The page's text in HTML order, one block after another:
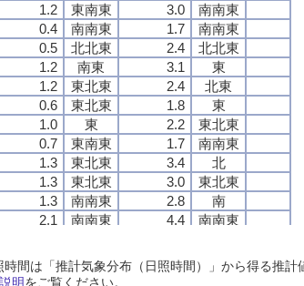
1.2 東南東 3.0
南南東
0.4 南南東 1.7
南南東
0.5 北北東 2.4
北北東
1.2 南東 3.1
東
1.2 東北東 2.4
北東
0.6 東北東 1.8
東
1.0 東 2.2
東北東
0.7 東南東 1.7
南南東
1.3 東北東 3.4
北
1.3 東北東 3.0
東北東
1.3 南南東 2.8
南
2.1 南南東 4.4
南南東
1.5 南南西 2.8
南南西
1.3 南西 2.7 南南西
1.2 東南東 3.0
南南東
0.4 南南東 1.7
南南東
0.5 北北東 2.4
北北東
1.2 南東 3.1
東
1.2 東北東 2.4
北東
0.6 東北東 1.8
東
1.0 東 2.2
東北東
0.7 東南東 1.7
南南東
1.3 東北東 3.4
北
1.3 東北東 3.0
東北東
1.3 南南東 2.8
南
2.1 南南東 4.4
南南東
1.5 南南西 2.8
南南西
1.3 南西 2.7 南南西
1.2 東南東 3.0
南南東
0.4 南南東 1.7
南南東
0.5 北北東 2.4
北北東
1.2 南東 3.1
東
1.2 東北東 2.4
北東
0.6 東北東 1.8
東
1.0 東 2.2
東北東
0.7 東南東 1.7
南南東
1.3 東北東 3.4
北
1.3 東北東 3.0
東北東
1.3 南南東 2.8
南
2.1 南南東 4.4
南南東
1.5 南南西 2.8
南南西
1.3 南西 2.7 南南西
1.2 東南東 3.0
南南東
0.4 南南東 1.7
南南東
0.5 北北東 2.4
北北東
1.2 南東 3.1
東
1.2 東北東 2.4
北東
0.6 東北東 1.8
東
1.0 東 2.2
東北東
0.7 東南東 1.7
南南東
1.3 東北東 3.4
北
1.3 東北東 3.0
東北東
1.3 南南東 2.8
南
2.1 南南東 4.4
南南東
1.5 南南西 2.8
南南西
1.3 南西 2.7 南南西
間は「推計気象分布（日照時間）」から得る推
明をご覧ください。